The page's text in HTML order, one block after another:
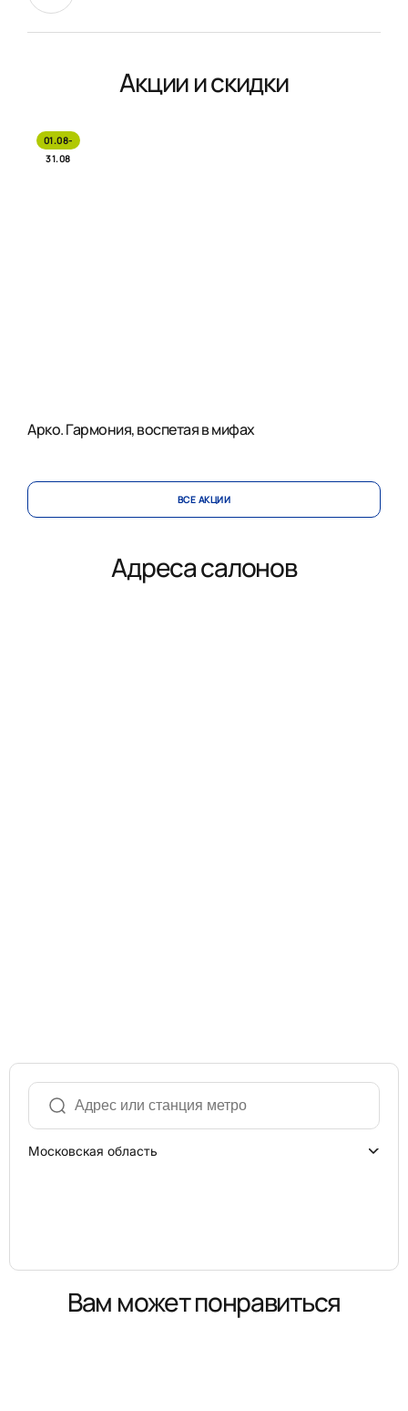
Акции и скидки
01.08-
31.08
Арко. Гармония, воспетая в мифах
ВСЕ АКЦИИ
Адреса салонов
Московская область
Вам может понравиться